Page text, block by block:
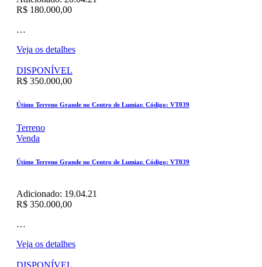
R$ 180.000,00
…
Veja os detalhes
DISPONÍVEL
R$ 350.000,00
Útimo Terreno Grande no Centro de Lumiar. Código: VT039
Terreno
Venda
Útimo Terreno Grande no Centro de Lumiar. Código: VT039
Adicionado: 19.04.21
R$ 350.000,00
…
Veja os detalhes